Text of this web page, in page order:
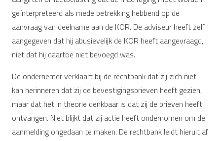
geïnterpreteerd als mede betrekking hebbend op de
aanvraag van deelname aan de KOR. De adviseur heeft zelf
aangegeven dat hij abusievelijk de KOR heeft aangevraagd,
niet dat hij daartoe niet bevoegd was.
De ondernemer verklaart bij de rechtbank dat zij zich niet
kan herinneren dat zij de bevestigingsbrieven heeft gezien,
maar dat het in theorie denkbaar is dat zij de brieven heeft
ontvangen. Niet blijkt dat zij actie heeft ondernomen om de
aanmelding ongedaan te maken. De rechtbank leidt hieruit af